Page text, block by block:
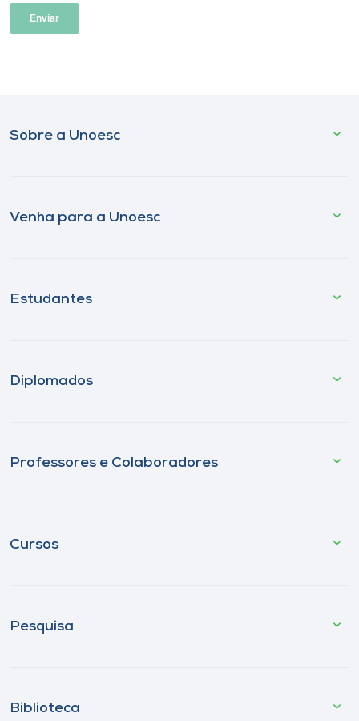
Sobre a Unoesc
Venha para a Unoesc
Estudantes
Diplomados
Professores e Colaboradores
Cursos
Pesquisa
Biblioteca